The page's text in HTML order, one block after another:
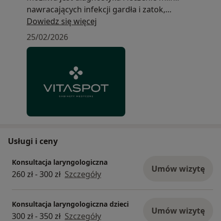
nawracających infekcji gardła i zatok,
niedrożności nosa i przewlekłego kataru, bólu
ucha i zaburzeń słuchu czy chrapania oraz
problemów z oddychaniem przez nos. W trakcie
badanie nowoczesnym, cienkim (2,8 mm)
fiberoskopem z obrazem w jakości HD.
455 502 777 lub online przez portal ZnanyLekarz.
Dowiedz się więcej
25/02/2026
Usługi i ceny
Konsultacja laryngologiczna
260 zł - 300 zł Szczegóły Umów wizytę
Konsultacja laryngologiczna dzieci
300 zł - 350 zł Szczegóły Umów wizytę